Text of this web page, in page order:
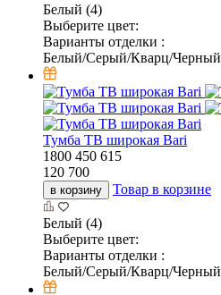
Белый (4)
Выберите цвет:
Варианты отделки :
Белый/Серый/Кварц/Черный
Тумба ТВ широкая Bari
1800 450 615
120 700
в корзину Товар в корзине
Белый (4)
Выберите цвет:
Варианты отделки :
Белый/Серый/Кварц/Черный